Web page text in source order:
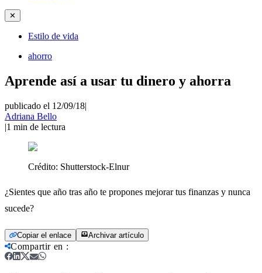
✕
Estilo de vida
ahorro
Aprende así a usar tu dinero y ahorra
publicado el 12/09/18|
Adriana Bello
|1 min de lectura
Crédito: Shutterstock-Elnur
¿Sientes que año tras año te propones mejorar tus finanzas y nunca
sucede?
Copiar el enlace Archivar artículo
Compartir en :